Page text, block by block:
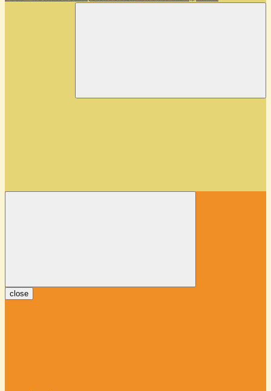
close